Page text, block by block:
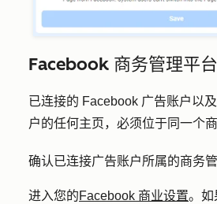
Facebook 商务管理平
已连接的 Facebook 广告账户以
户的任何主页，必须位于同一个
确认已连接广告账户所属的商务管
进入您的Facebook 商业设置。如